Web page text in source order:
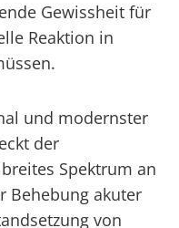
Gewissheit für
Reaktion in
und modernster
der
Spektrum an
Behebung akuter
von